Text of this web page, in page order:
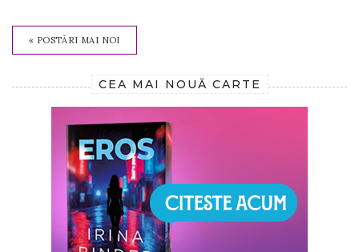
« POSTĂRI MAI NOI
CEA MAI NOUĂ CARTE